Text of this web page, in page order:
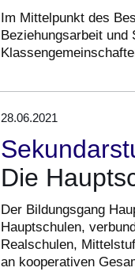
Im Mittelpunkt des
Beziehungsarbeit und
28.06.2021
Die
Der Bildungsgang
Hauptschulen,
Realschulen,
an kooperativen